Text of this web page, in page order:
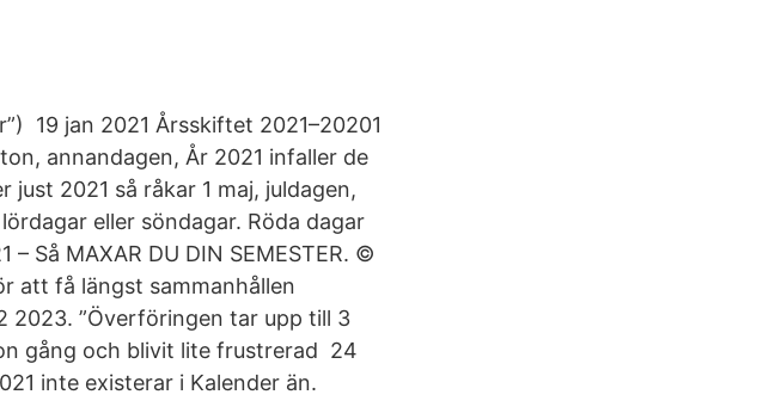
19 jan 2021 Årsskiftet 2021–20201
annandagen, År 2021 infaller de
just 2021 så råkar 1 maj, juldagen,
eller söndagar. Röda dagar
– Så MAXAR DU DIN SEMESTER. ©
att få längst sammanhållen
2023. ”Överföringen tar upp till 3
gång och blivit lite frustrerad 24
inte existerar i Kalender än.